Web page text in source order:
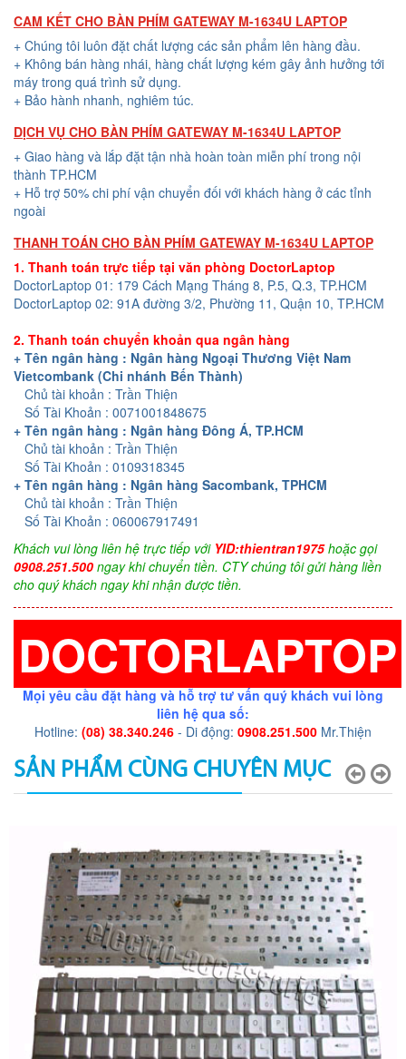
CAM KẾT CHO BÀN PHÍM GATEWAY M-1634U LAPTOP
+ Chúng tôi luôn đặt chất lượng các sản phẩm lên hàng đầu.
+ Không bán hàng nhái, hàng chất lượng kém gây ảnh hưởng tới
máy trong quá trình sử dụng.
+ Bảo hành nhanh, nghiêm túc.
DỊCH VỤ CHO BÀN PHÍM GATEWAY M-1634U LAPTOP
+ Giao hàng và lắp đặt tận nhà hoàn toàn miễn phí trong nội
thành TP.HCM
+ Hỗ trợ 50% chi phí vận chuyển đối với khách hàng ở các tỉnh
ngoài
THANH TOÁN CHO BÀN PHÍM GATEWAY M-1634U LAPTOP
1. Thanh toán trực tiếp tại văn phòng DoctorLaptop
DoctorLaptop 01: 179 Cách Mạng Tháng 8, P.5, Q.3, TP.HCM
DoctorLaptop 02: 91A đường 3/2, Phường 11, Quận 10, TP.HCM
2. Thanh toán chuyển khoản qua ngân hàng
+ Tên ngân hàng : Ngân hàng Ngoại Thương Việt Nam
Vietcombank (Chi nhánh Bến Thành)
Chủ tài khoản : Trần Thiện
Số Tài Khoản : 0071001848675
+ Tên ngân hàng : Ngân hàng Đông Á, TP.HCM
Chủ tài khoản : Trần Thiện
Số Tài Khoản : 0109318345
+ Tên ngân hàng : Ngân hàng Sacombank, TPHCM
Chủ tài khoản : Trần Thiện
Số Tài Khoản : 060067917491
Khách vui lòng liên hệ trực tiếp với YID:thientran1975hoặc gọi
0908.251.500 ngay khi chuyển tiền. CTY chúng tôi gửi hàng liền
cho quý khách ngay khi nhận được tiền.
DOCTORLAPTOP
Mọi yêu cầu đặt hàng và hỗ trợ tư vấn quý khách vui lòng
liên hệ qua số:
Hotline: (08) 38.340.246 - Di động: 0908.251.500 Mr.Thiện
SẢN PHẨM CÙNG CHUYÊN MỤC